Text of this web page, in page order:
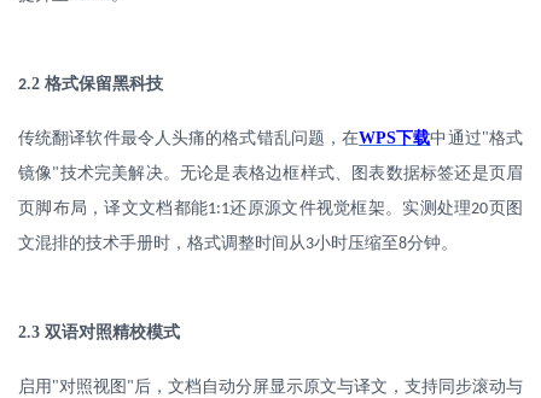
2.2 格式保留黑科技
传统翻译软件最令人头痛的格式错乱问题，在WPS下载中通过"格式
镜像"技术完美解决。无论是表格边框样式、图表数据标签还是页眉
页脚布局，译文文档都能1:1还原源文件视觉框架。实测处理20页图
文混排的技术手册时，格式调整时间从 3小时压缩至8分钟。
2.3 双语对照精校模式
启用 "对照视图 " 后，文档自动分屏显示原文与译文，支持同步滚动与